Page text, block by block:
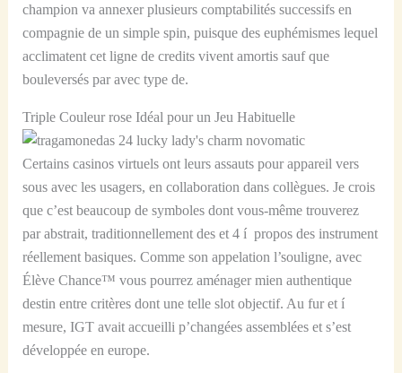
champion va annexer plusieurs comptabilités successifs en
compagnie de un simple spin, puisque des euphémismes lequel
acclimatent cet ligne de credits vivent amortis sauf que
bouleversés par avec type de.
Triple Couleur rose Idéal pour un Jeu Habituelle
Certains casinos virtuels ont leurs assauts pour appareil vers
sous avec les usagers, en collaboration dans collègues. Je crois
que c’est beaucoup de symboles dont vous-même trouverez
par abstrait, traditionnellement des et 4 í propos des instrument
réellement basiques. Comme son appelation l’souligne, avec
Élève Chance™ vous pourrez aménager mien authentique
destin entre critères dont une telle slot objectif. Au fur et í
mesure, IGT avait accueilli p’changées assemblées et s’est
développée en europe.